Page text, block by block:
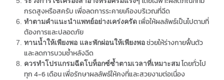
กรดสูงหรือสครับ เพื่อลดการระคายเคืองบริเวณที่ฉีด
ทำตามคำแนะนำแพทย์อย่างเคร่งครัด เพื่อให้ผลลัพธ์เป็นไปตามที่
ต้องการและปลอดภัย
ทานน้ำให้เพียงพอ และพักผ่อนให้เพียงพอช่วยให้ร่างกายฟื้นตัว
และลดการบวมช้ำหลังฉีด
ควรทำโปรแกรมฉีดโบท็อกซ์ซ้ำตามเวลาที่เหมาะสมโดยทั่วไป
ทุก 4-6 เดือน เพื่อรักษาผลลัพธ์ให้คงที่และสวยงามต่อเนื่อง